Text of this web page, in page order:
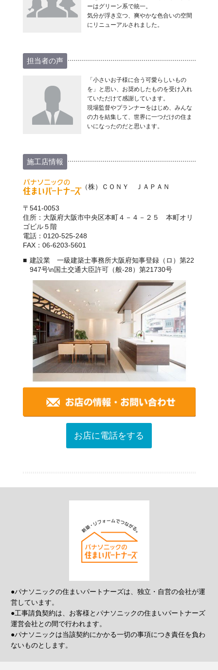
ーはグリーン系で統一。
気分が浮き立つ、爽やかな色合いの空間
にリニューアルされました。
担当者の声
「小さいお子様に合う可愛らしいもの
を」と思い、お奨めしたものを受け入れ
ていただけて感謝しています。
現場監督やプランナーをはじめ、みんな
の力を結集して、世界に一つだけの住ま
いになったのだと思います。
施工店情報
（株）ＣＯＮＹ ＪＡＰＡＮ
〒541-0053
住所：大阪府大阪市中央区本町４－４－２５ 本町オリ
ゴビル５階
電話：0120-525-248
FAX：06-6203-5601
建設業 一級建築士事務所大阪府知事登録（ロ）第22
947号\n国土交通大臣許可（般-28）第21730号
お店に電話をする
●パナソニックの住まいパートナーズは、独立・自営の会社が運
営しています。
●工事請負契約は、お客様とパナソニックの住まいパートナーズ
運営会社との間で行われます。
●パナソニックは当該契約にかかる一切の事項につき責任を負わ
ないものとします。